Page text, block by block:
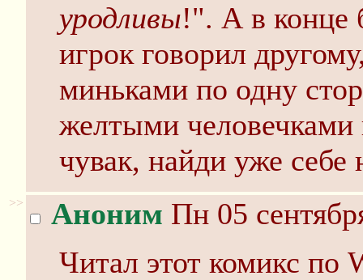
уродливы!". А в конце
игрок говорил
миньками по одну
желтыми
чувак, найди уже
>> Аноним Пн 05
Читал этот комикс по